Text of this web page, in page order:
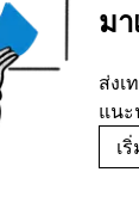
มา
ส่งเ
แนะ
เ